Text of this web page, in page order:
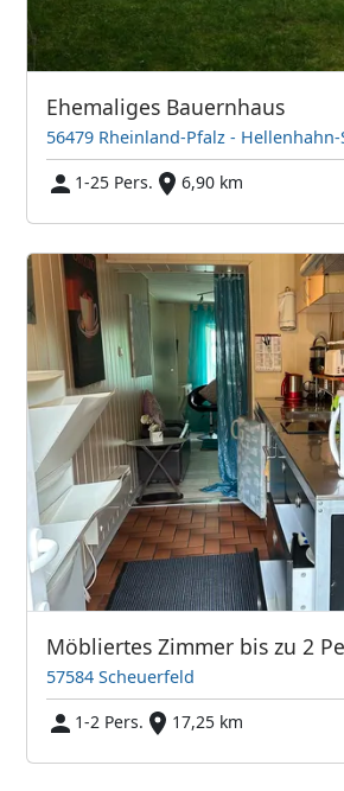
Ehemaliges Bauernhaus
56479 Rheinland-Pfalz -
1-25 Pers.
6,90 km
Möbliertes Zimmer bis zu 2
57584 Scheuerfeld
1-2 Pers.
17,25 km